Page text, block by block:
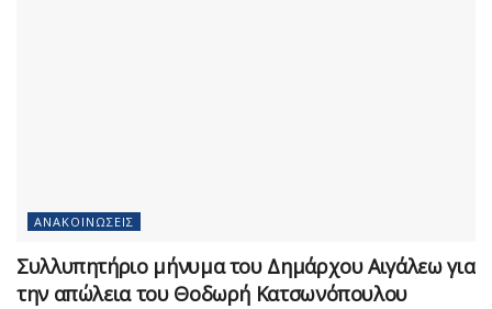
ΑΝΑΚΟΙΝΏΣΕΙΣ
Συλλυπητήριο μήνυμα του Δημάρχου Αιγάλεω για
την απώλεια του Θοδωρή Κατσωνόπουλου